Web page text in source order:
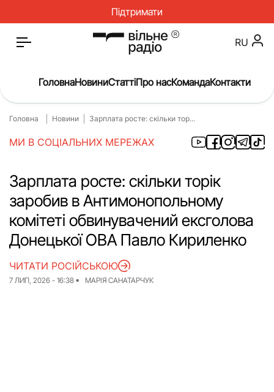
Підтримати
Головна
Окупація
Про нас
Війна
Гроші
Освіта
Інструкції
Медицина
ЖКГ
Історія
RU
ГоловнаНовиниСтаттіПро насКомандаКонтакти
Головна Новини Зарплата росте: скільки тор...
МИ В СОЦІАЛЬНИХ МЕРЕЖАХ
Зарплата росте: скільки торік
заробив в Антимонопольному
комітеті обвинувачений ексголова
Донецької ОВА Павло Кириленко
7 ЛИП, 2026 - 16:38 МАРІЯ САНАТАРЧУК
ЧИТАТИ РОСІЙСЬКОЮ